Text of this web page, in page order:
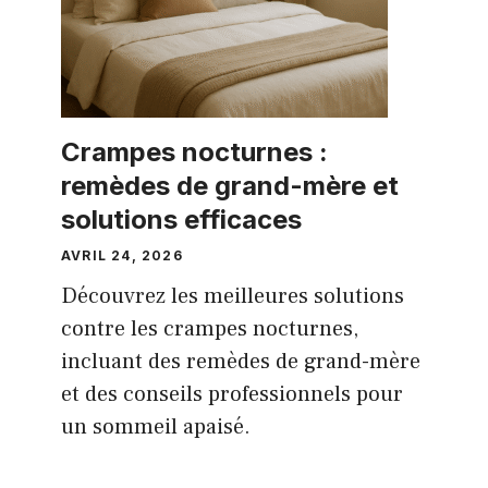
Crampes nocturnes :
remèdes de grand-mère et
solutions efficaces
AVRIL 24, 2026
Découvrez les meilleures solutions
contre les crampes nocturnes,
incluant des remèdes de grand-mère
et des conseils professionnels pour
un sommeil apaisé.